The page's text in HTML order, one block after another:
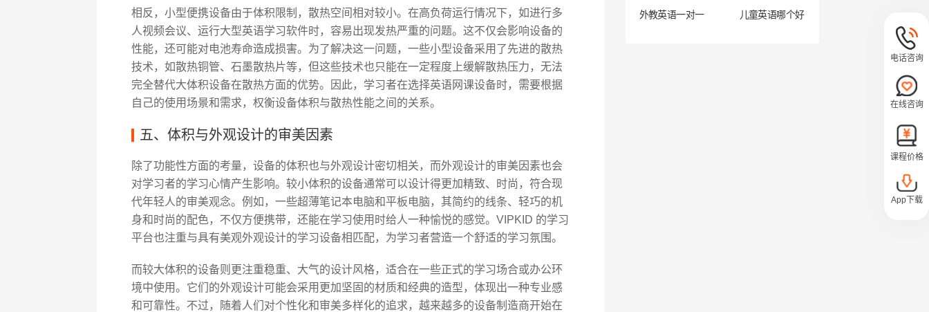
相反，小型便携设备由于体积限制，散热空间相对较小。在高负荷运行情况下，如进行多
人视频会议、运行大型英语学习软件时，容易出现发热严重的问题。这不仅会影响设备的
性能，还可能对电池寿命造成损害。为了解决这一问题，一些小型设备采用了先进的散热
技术，如散热铜管、石墨散热片等，但这些技术也只能在一定程度上缓解散热压力，无法
完全替代大体积设备在散热方面的优势。因此，学习者在选择英语网课设备时，需要根据
自己的使用场景和需求，权衡设备体积与散热性能之间的关系。
五、体积与外观设计的审美因素
除了功能性方面的考量，设备的体积也与外观设计密切相关，而外观设计的审美因素也会
对学习者的学习心情产生影响。较小体积的设备通常可以设计得更加精致、时尚，符合现
代年轻人的审美观念。例如，一些超薄笔记本电脑和平板电脑，其简约的线条、轻巧的机
身和时尚的配色，不仅方便携带，还能在学习使用时给人一种愉悦的感觉。VIPKID 的学习
平台也注重与具有美观外观设计的学习设备相匹配，为学习者营造一个舒适的学习氛围。
而较大体积的设备则更注重稳重、大气的设计风格，适合在一些正式的学习场合或办公环
境中使用。它们的外观设计可能会采用更加坚固的材质和经典的造型，体现出一种专业感
和可靠性。不过，随着人们对个性化和审美多样化的追求，越来越多的设备制造商开始在
外教英语一对一
儿童英语哪个好
电话咨询
在线咨询
课程价格
App下载